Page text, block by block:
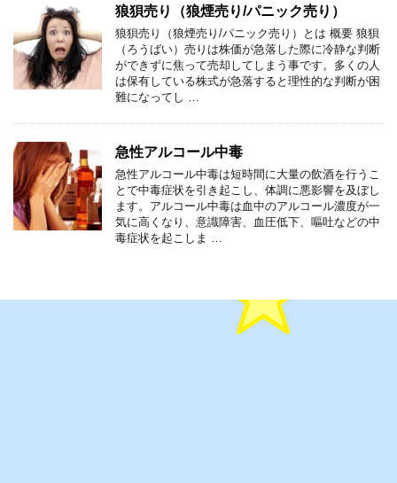
狼狽売り（狼煙売り/パニック売り）
狼狽売り（狼煙売り/パニック売り）とは 概要 狼狽
（ろうばい）売りは株価が急落した際に冷静な判断
ができずに焦って売却してしまう事です。多くの人
は保有している株式が急落すると理性的な判断が困
難になってし …
急性アルコール中毒
急性アルコール中毒は短時間に大量の飲酒を行うこ
とで中毒症状を引き起こし、体調に悪影響を及ぼし
ます。アルコール中毒は血中のアルコール濃度が一
気に高くなり、意識障害、血圧低下、嘔吐などの中
毒症状を起こしま …